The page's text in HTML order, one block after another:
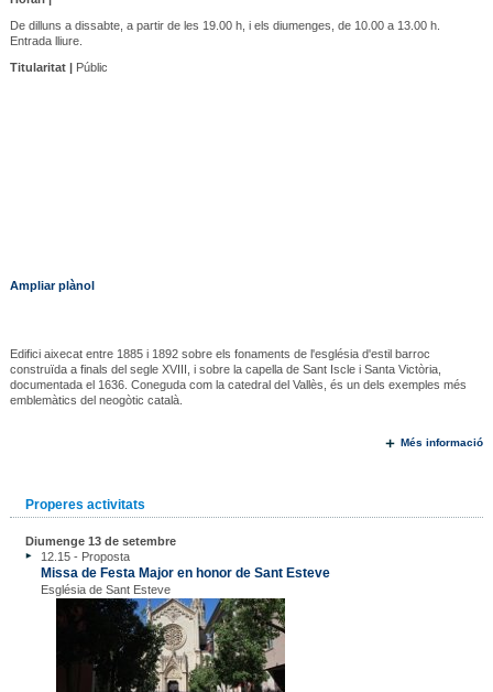
De dilluns a dissabte, a partir de les 19.00 h, i els diumenges, de 10.00 a 13.00 h.
Entrada lliure.
Titularitat |Públic
Ampliar plànol
Edifici aixecat entre 1885 i 1892 sobre els fonaments de l'església d'estil barroc
construïda a finals del segle XVIII, i sobre la capella de Sant Iscle i Santa Victòria,
documentada el 1636. Coneguda com la catedral del Vallès, és un dels exemples més
emblemàtics del neogòtic català.
Més informació
Properes activitats
Diumenge 13 de setembre
12.15 - Proposta
Missa de Festa Major en honor de Sant Esteve
Església de Sant Esteve